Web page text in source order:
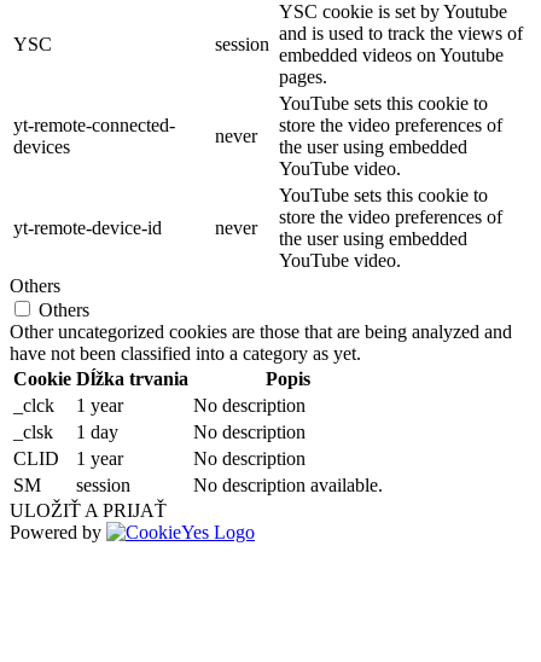
YSC session
YSC cookie is set by Youtube
and is used to track the views of
embedded videos on Youtube
pages.
yt-remote-connected-
devices
never
YouTube sets this cookie to
store the video preferences of
the user using embedded
YouTube video.
yt-remote-device-id never
YouTube sets this cookie to
store the video preferences of
the user using embedded
YouTube video.
Others
Others
Other uncategorized cookies are those that are being analyzed and
have not been classified into a category as yet.
Cookie Dĺžka trvania
Popis
_clck
1 year
No description
_clsk
1 day
No description
CLID
1 year
No description
SM
session
No description available.
ULOŽIŤ A PRIJAŤ
Powered by